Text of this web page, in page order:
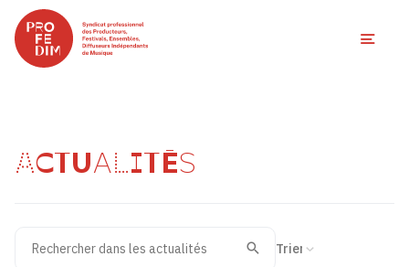
ACTUALITÉS
Recherche
Valider